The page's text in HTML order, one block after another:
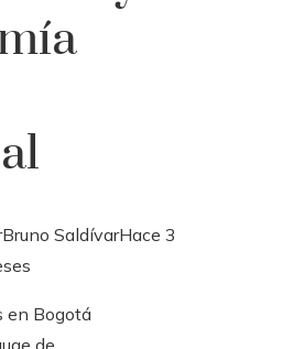
Bruno SaldívarHace 3